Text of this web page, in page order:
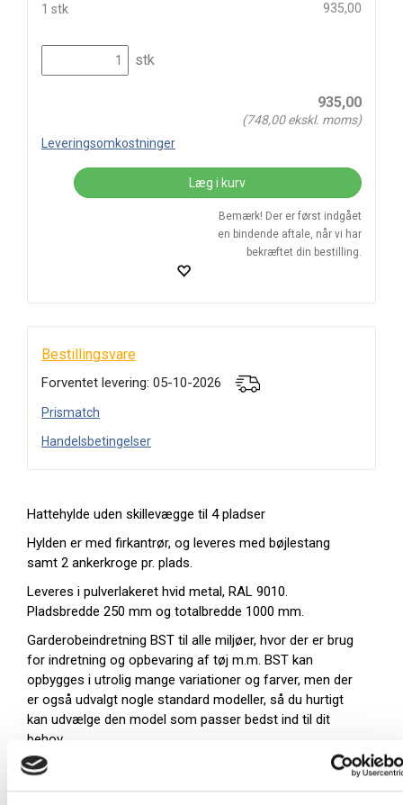
1 stk 935,00
stk
935,00
(748,00ekskl. moms)
Leveringsomkostninger
Læg i kurv
Bemærk! Der er først indgået
en bindende aftale, når vi har
bekræftet din bestilling.
Bestillingsvare
Forventet levering: 05-10-2026
Prismatch
Handelsbetingelser
Hattehylde uden skillevægge til 4 pladser
Hylden er med firkantrør, og leveres med bøjlestang
samt 2 ankerkroge pr. plads.
Leveres i pulverlakeret hvid metal, RAL 9010.
Pladsbredde 250 mm og totalbredde 1000 mm.
Garderobeindretning BST til alle miljøer, hvor der er brug
for indretning og opbevaring af tøj m.m. BST kan
opbygges i utrolig mange variationer og farver, men der
er også udvalgt nogle standard modeller, så du hurtigt
kan udvælge den model som passer bedst ind til dit
behov.
Ved brug af BST garderobeindretning i stål og laminat, er
du sikret en langtidsholdbar løsning.